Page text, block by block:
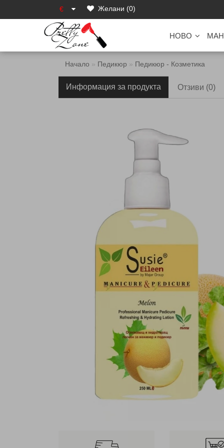
€ Желани (0)
НОВО
Начало Педикюр Педикюр - Козметика
Информация за продукта Отзиви (0)